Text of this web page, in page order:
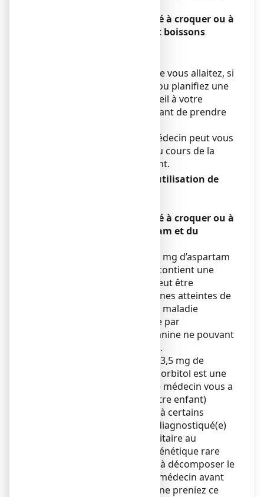
FIXICAL 500 mg, comprimé à croquer ou à
sucer avec des aliments et boissons
Si vous êtes enceinte ou que vous allaitez, si
vous pensez être enceinte ou planifiez une
grossesse, demandez conseil à votre
médecin ou pharmacien avant de prendre
En cas de carence, votre médecin peut vous
prescrire ce médicament au cours de la
grossesse ou de l’allaitement.
Conduite de véhicules et utilisation de
FIXICAL 500 mg, comprimé à croquer ou à
sucer contient de l’aspartam et du
Ce médicament contient 15 mg d’aspartam
par comprimé. L’aspartam contient une
source de phénylalanine. Peut être
dangereux pour les personnes atteintes de
phénylcétonurie (PCU), une maladie
génétique rare caractérisée par
l’accumulation de phénylalanine ne pouvant
être éliminée correctement.
Ce médicament contient 413,5 mg de
sorbitol par comprimé. Le sorbitol est une
source de fructose. Si votre médecin vous a
informé(e) que vous (ou votre enfant)
présentiez une intolérance à certains
sucres ou si vous avez été diagnostiqué(e)
avec une intolérance héréditaire au
fructose (IHF), un trouble génétique rare
caractérisé par l'incapacité à décomposer le
fructose, parlez-en à votre médecin avant
que vous (ou votre enfant) ne preniez ce